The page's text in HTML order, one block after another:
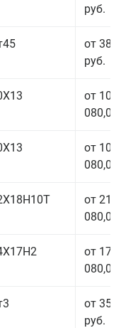
руб.
от 38
руб.
от 103
080,00
от 103
080,00
от 210
080,00
от 179
080,00
от 35
руб.